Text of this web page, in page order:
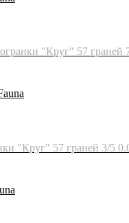
"Круг" 57 граней
"Круг" 57 граней 3/5